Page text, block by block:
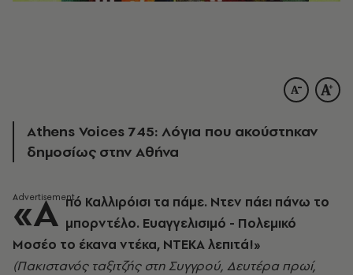
Athens Voices 745: Λόγια που ακούστηκαν
δημοσίως στην Αθήνα
«Α πό Καλλιρόισι τα πάμε. Ντεν πάει πάνω το
μπορντέλο. Ευαγγελισιμό - Πολεμικό
Μοσέο το έκανα ντέκα, ΝΤΕΚΑ λεπιτά!»
(Πακιστανός ταξιτζής στη Συγγρού, Δευτέρα πρωί,